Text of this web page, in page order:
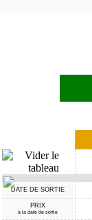
DATE DE SORTIE
PRIX
à la date de sortie